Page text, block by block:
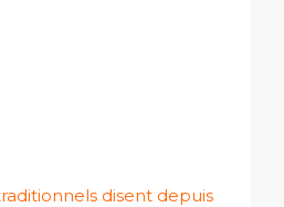
disent depuis